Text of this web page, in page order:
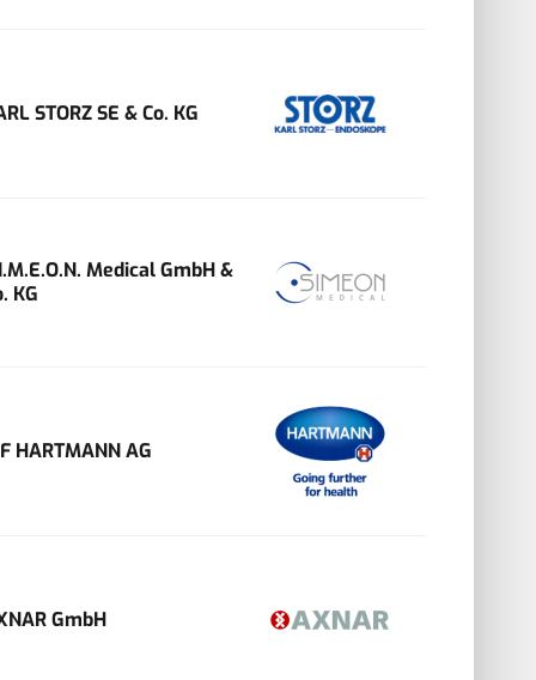
STORZ SE & Co. KG
Medical GmbH &
KG
HARTMANN AG
GmbH